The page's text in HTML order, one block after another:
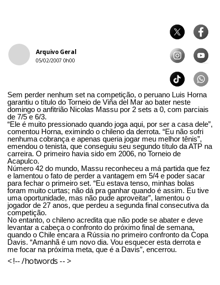
Arquivo Geral
05/02/2007 0h00
Sem perder nenhum set na competição, o peruano Luis Horna
garantiu o título do Torneio de Viña del Mar ao bater neste
domingo o anfitrião Nicolas Massu por 2 sets a 0, com parciais
de 7/5 e 6/3.
“Ele é muito pressionado quando joga aqui, por ser a casa dele”,
comentou Horna, eximindo o chileno da derrota. “Eu não sofri
nenhuma cobrança e apenas queria jogar meu melhor tênis”,
emendou o tenista, que conseguiu seu segundo título da ATP na
carreira. O primeiro havia sido em 2006, no Torneio de
Acapulco.
Número 42 do mundo, Massu reconheceu a má partida que fez
e lamentou o fato de perder a vantagem em 5/4 e poder sacar
para fechar o primeiro set. “Eu estava tenso, minhas bolas
foram muito curtas; não dá pra ganhar quando é assim. Eu tive
uma oportunidade, mas não pude aproveitar”, lamentou o
jogador de 27 anos, que perdeu a segunda final consecutiva da
competição.
No entanto, o chileno acredita que não pode se abater e deve
levantar a cabeça o confronto do próximo final de semana,
quando o Chile encara a Rússia no primeiro confronto da Copa
Davis. “Amanhã é um novo dia. Vou esquecer esta derrota e
me focar na próxima meta, que é a Davis”, encerrou.
< !-- /hotwords -- >